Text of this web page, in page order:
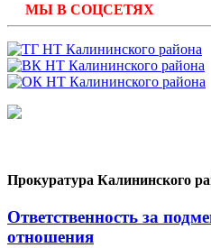
МЫ В СОЦСЕТЯХ
Прокуратура Калининского
Ответственность за
отношения